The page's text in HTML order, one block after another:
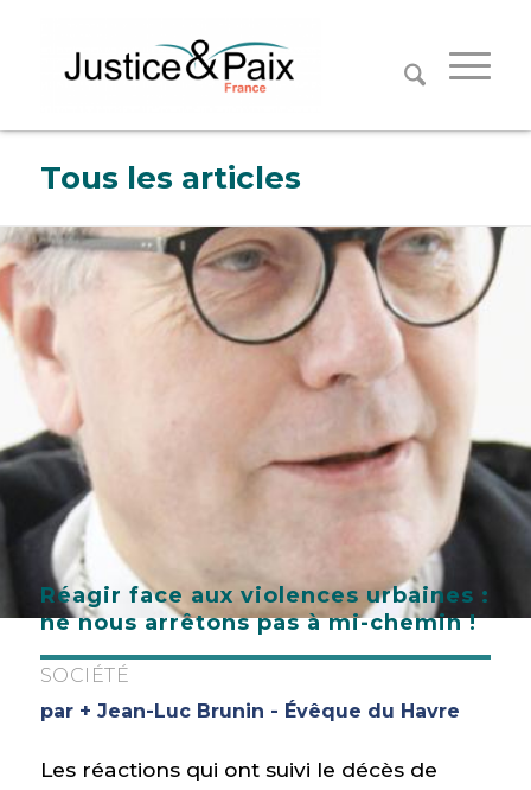
Tous les articles
Réagir face aux violences urbaines :
ne nous arrêtons pas à mi-chemin !
SOCIÉTÉ
par + Jean-Luc Brunin - Évêque du Havre
Les réactions qui ont suivi le décès de